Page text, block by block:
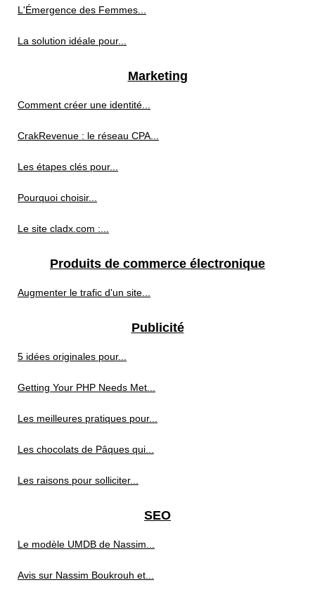
L'Émergence des Femmes...
La solution idéale pour...
Marketing
Comment créer une identité...
CrakRevenue : le réseau CPA...
Les étapes clés pour...
Pourquoi choisir...
Le site cladx.com :...
Produits de commerce électronique
Augmenter le trafic d'un site...
Publicité
5 idées originales pour...
Getting Your PHP Needs Met...
Les meilleures pratiques pour...
Les chocolats de Pâques qui...
Les raisons pour solliciter...
SEO
Le modèle UMDB de Nassim...
Avis sur Nassim Boukrouh et...